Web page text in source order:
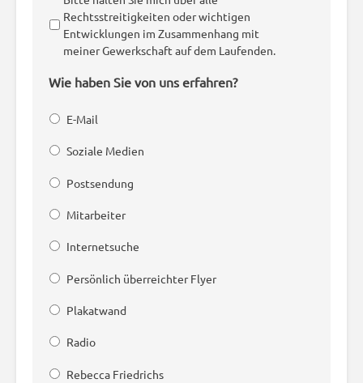
Rechtsstreitigkeiten oder wichtigen
Entwicklungen im Zusammenhang mit
meiner Gewerkschaft auf dem Laufenden.
Wie haben Sie von uns erfahren?
E-Mail
Soziale Medien
Postsendung
Mitarbeiter
Internetsuche
Persönlich überreichter Flyer
Plakatwand
Radio
Rebecca Friedrichs